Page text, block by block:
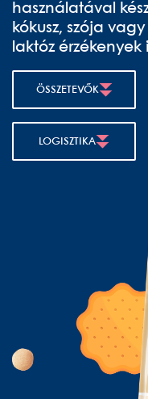
használatával
kókusz, szója
laktóz
ÖSSZETEVŐK
LOGISZTIKA